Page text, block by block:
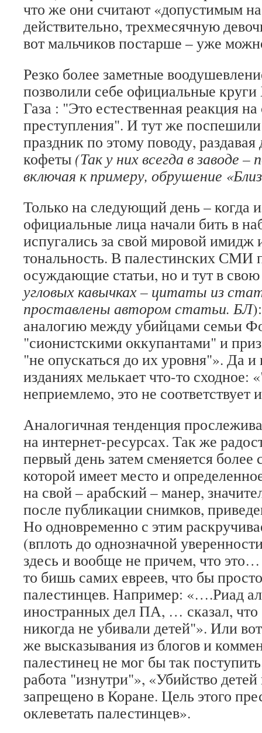
что же они считают «допустимым
действительно, трехмесячную
вот мальчиков постарше – уже
Резко более заметные
позволили себе официальные
Газа : "Это естественная реакция
преступления". И тут же
праздник по этому поводу,
кофеты (Так у них всегда в заводе
включая к примеру, обрушение
Только на следующий день – когда
официальные лица начали бить в
испугались за свой мировой
тональность. В палестинских СМИ
осуждающие статьи, но и тут в
угловых кавычках – цитаты из
проставлены автором статьи. БЛ
аналогию между убийцами семьи
"сионистскими оккупантами" и
"не опускаться до их уровня"».
изданиях мелькает что-то сходное:
неприемлемо, это не
Аналогичная тенденция
на интернет-ресурсах. Так же
первый день затем сменяется
которой имеет место и
на свой – арабский – манер,
после публикации снимков,
Но одновременно с этим
(вплоть до однозначной
здесь и вообще не причем, что
то бишь самих евреев, что бы
палестинцев. Например: «….Риад
иностранных дел ПА, … сказал,
никогда не убивали детей"». Или
же высказывания из блогов и
палестинец не мог бы так
работа "изнутри"», «Убийство
запрещено в Коране. Цель этого
оклеветать палестинцев».